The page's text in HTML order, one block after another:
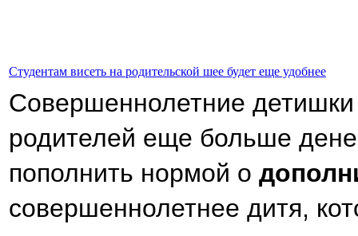
Студентам висеть на родительской шее будет еще удобнее
Совершеннолетние детишки
родителей еще больше
пополнить нормой о
совершеннолетнее дитя,